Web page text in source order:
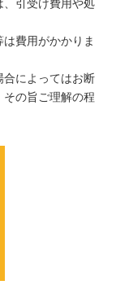
、引受け費用や処
費用がかかりま
によってはお断
その旨ご理解の程